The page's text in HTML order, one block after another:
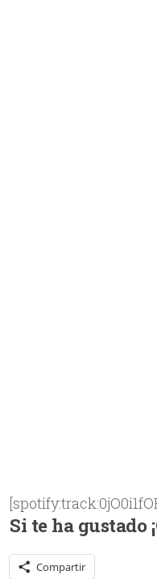
Si te ha gustado
Compartir